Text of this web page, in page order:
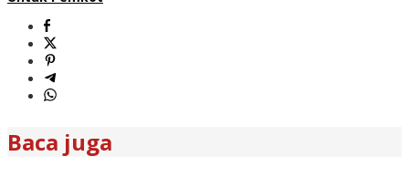
Baca juga